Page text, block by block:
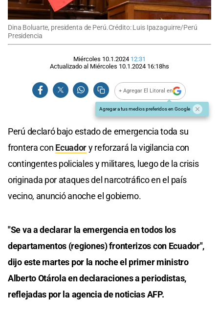
Dina Boluarte, presidenta de Perú.Crédito: Luis Ipazaguirre/Perú
Presidencia
Miércoles 10.1.2024 12:31
Actualizado al Miércoles 10.1.2024 16:18hs
+ Agregar El Litoral en
Agregar a tus medios preferidos en Google
Perú declaró bajo estado de emergencia toda su
frontera con Ecuadory reforzará la vigilancia con
contingentes policiales y militares, luego de la crisis
originada por ataques del narcotráfico en el país
vecino, anunció anoche el gobierno.
"Se va a declarar la emergencia en todos los
departamentos (regiones) fronterizos con Ecuador",
dijo este martes por la noche el primer ministro
Alberto Otárola en declaraciones a periodistas,
reflejadas por la agencia de noticias AFP.